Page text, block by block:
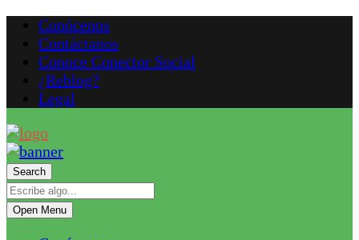
Conócenos
Contáctanos
Conoce Conector Social
¿Reblog?
Legal
Search
Open Menu